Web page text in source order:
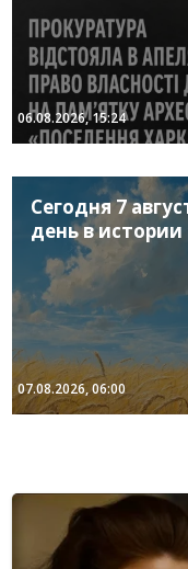
06.08.2026, 15:24
Сегодня 7
день в истории
07.08.2026, 06:00